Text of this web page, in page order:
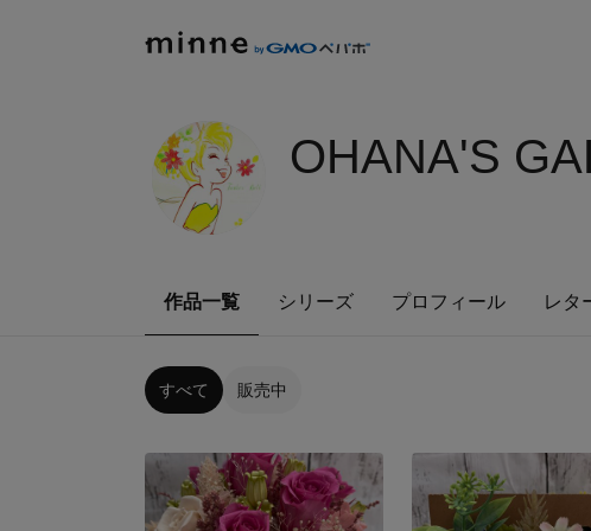
OHANA'S
作品一覧 シリーズ プロフィール レタ
すべて 販売中